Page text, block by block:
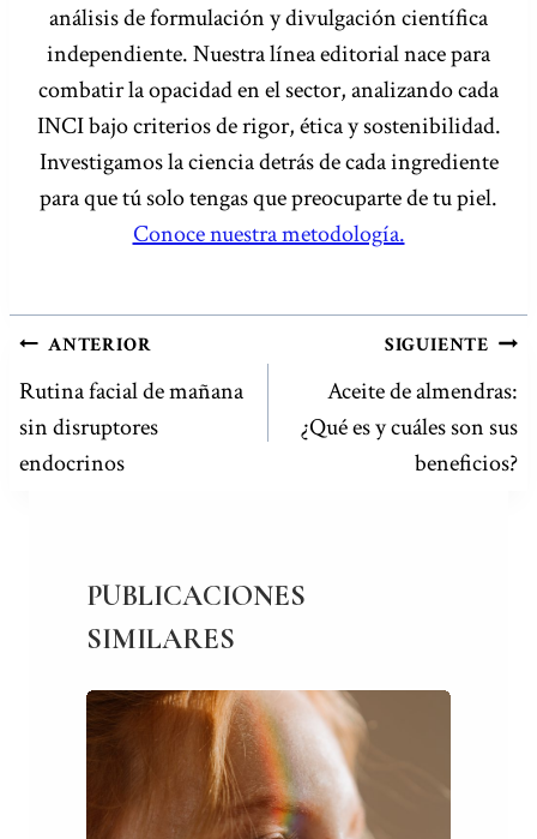
análisis de formulación y divulgación científica
independiente. Nuestra línea editorial nace para
combatir la opacidad en el sector, analizando cada
INCI bajo criterios de rigor, ética y sostenibilidad.
Investigamos la ciencia detrás de cada ingrediente
para que tú solo tengas que preocuparte de tu piel.
Conoce nuestra metodología.
NAVEGACIÓN
DE
ENTRADAS
ANTERIOR
Rutina facial de mañana
sin disruptores
endocrinos
SIGUIENTE
Aceite de almendras:
¿Qué es y cuáles son sus
beneficios?
PUBLICACIONES
SIMILARES